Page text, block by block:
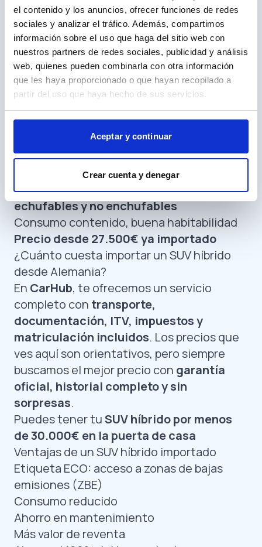
el contenido y los anuncios, ofrecer funciones de redes
sociales y analizar el tráfico. Además, compartimos
información sobre el uso que haga del sitio web con
nuestros partners de redes sociales, publicidad y análisis
web, quienes pueden combinarla con otra información
que les haya proporcionado o que hayan recopilado a
partir del uso que haya hecho de sus servicios.
Aceptar y continuar
Crear cuenta y denegar
3.Ford Kuga Hybrid FHEV
Motor 2.5 litros híbrido versiones
echufables y no enchufables
Consumo contenido, buena habitabilidad
Precio desde 27.500€ ya importado
¿Cuánto cuesta importar un SUV híbrido
desde Alemania?
En CarHub, te ofrecemos un servicio
completo con transporte,
documentación, ITV, impuestos y
matriculación incluidos. Los precios que
ves aquí son orientativos, pero siempre
buscamos el mejor precio con garantía
oficial, historial completo y sin
sorpresas.
Puedes tener tuSUV híbrido por menos
de 30.000€ en la puerta de casa
Ventajas de un SUV híbrido importado
Etiqueta ECO: acceso a zonas de bajas
emisiones (ZBE)
Consumo reducido
Ahorro en mantenimiento
Más valor de reventa